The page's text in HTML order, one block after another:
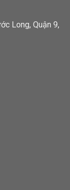
Long, Quận 9,